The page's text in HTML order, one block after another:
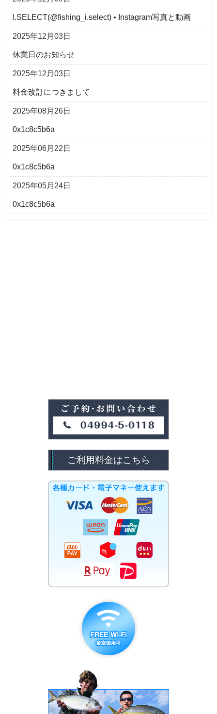
I.SELECT(@fishing_i.select) • Instagram写真と動画
2025年12月03日
休業日のお知らせ
2025年12月03日
料金改訂につきまして
2025年08月26日
0x1c8c5b6a
2025年06月22日
0x1c8c5b6a
2025年05月24日
0x1c8c5b6a
ご利用料金はこちら